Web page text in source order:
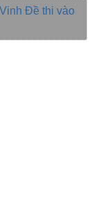
Đề thi vào